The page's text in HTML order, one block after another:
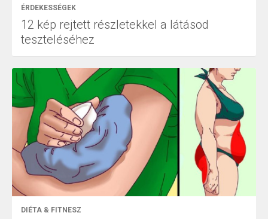
ÉRDEKESSÉGEK
12 kép rejtett részletekkel a látásod
teszteléséhez
DIÉTA & FITNESZ